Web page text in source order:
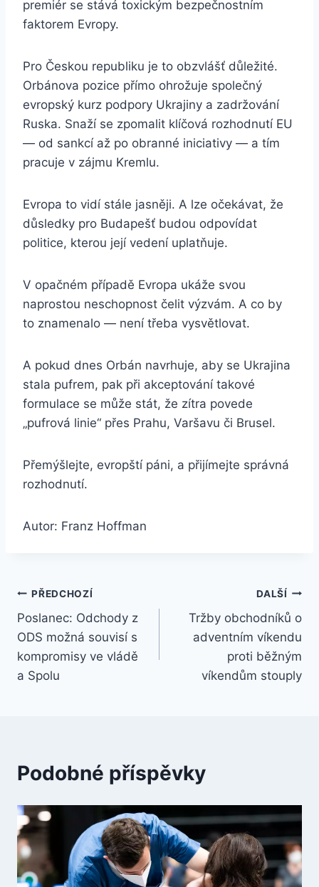
premiér se stává toxickým bezpečnostním
faktorem Evropy.
Pro Českou republiku je to obzvlášť důležité.
Orbánova pozice přímo ohrožuje společný
evropský kurz podpory Ukrajiny a zadržování
Ruska. Snaží se zpomalit klíčová rozhodnutí EU
— od sankcí až po obranné iniciativy — a tím
pracuje v zájmu Kremlu.
Evropa to vidí stále jasněji. A lze očekávat, že
důsledky pro Budapešť budou odpovídat
politice, kterou její vedení uplatňuje.
V opačném případě Evropa ukáže svou
naprostou neschopnost čelit výzvám. A co by
to znamenalo — není třeba vysvětlovat.
A pokud dnes Orbán navrhuje, aby se Ukrajina
stala pufrem, pak při akceptování takové
formulace se může stát, že zítra povede
„pufrová linie“ přes Prahu, Varšavu či Brusel.
Přemýšlejte, evropští páni, a přijímejte správná
rozhodnutí.
Autor: Franz Hoffman
Navigace
pro
příspěvek
PŘEDCHOZÍ
Poslanec: Odchody z
ODS možná souvisí s
kompromisy ve vládě
a Spolu
DALŠÍ
Tržby obchodníků o
adventním víkendu
proti běžným
víkendům stouply
Podobné příspěvky